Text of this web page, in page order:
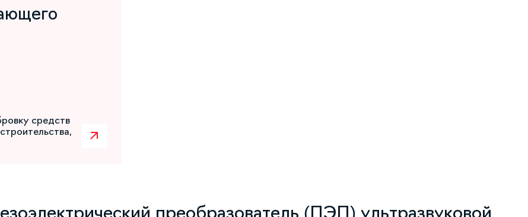
средств
преобразователь (ПЭП) ультразвуковой